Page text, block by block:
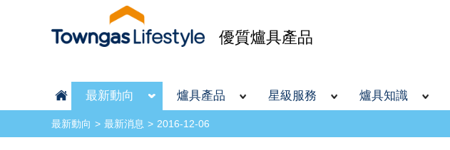
優質爐具產品
最新動向 爐具產品 星級服務 爐具知識
最新動向 最新消息 2016-12-06